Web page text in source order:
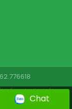
kế website bởi
Chat